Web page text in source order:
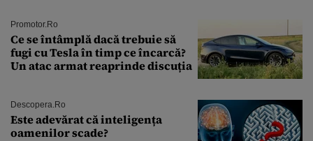
Promotor.ro
Ce se întâmplă dacă trebuie să
fugi cu Tesla în timp ce încarcă?
Un atac armat reaprinde discuția
Descopera.ro
Este adevărat că inteligența
oamenilor scade?